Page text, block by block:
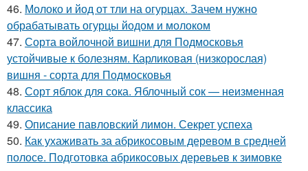
46. Молоко и йод от тли на огурцах. Зачем нужно
обрабатывать огурцы йодом и молоком
47. Сорта войлочной вишни для Подмосковья
устойчивые к болезням. Карликовая (низкорослая)
вишня - сорта для Подмосковья
48. Сорт яблок для сока. Яблочный сок — неизменная
классика
49. Описание павловский лимон. Секрет успеха
50. Как ухаживать за абрикосовым деревом в средней
полосе. Подготовка абрикосовых деревьев к зимовке